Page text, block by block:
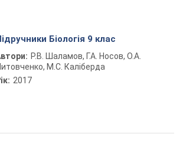
Біологія 9 клас
Р.В. Шаламов, Г.А. Носов, О.А.
М.С. Каліберда
2017